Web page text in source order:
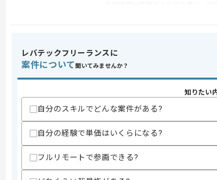
- エンジニアの管理プロセスに依存し
クラウド
この案件のポイント
業界
銀行
ベンダーコントロール
特徴
参画実績あり , 20代活
スキル
求めるスキル
・B2B作業系サービスのPM実務経験も
・抽象的な要件を具体的なストーリーや
・ZapierやGASまたはAI等を活用した
レバテックフリーランスに
案件について 聞いてみませんか？
知りたい
自分のスキルでどんな案件がある?
自分の経験で単価はいくらになる?
フルリモートで参画できる?